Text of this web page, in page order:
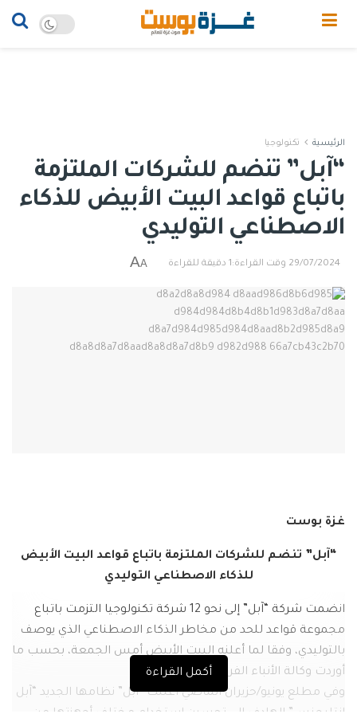
الرئيسية تكنولوجيا
“آبل” تنضم للشركات الملتزمة
باتباع قواعد البيت الأبيض للذكاء
الاصطناعي التوليدي
29/07/2024 وقت القراءة:1 دقيقة للقراءة A
A
غزة بوست
“آبل” تنضم للشركات الملتزمة باتباع قواعد البيت الأبيض
للذكاء الاصطناعي التوليدي
انضمت شركة “آبل” إلى نحو 12 شركة تكنولوجيا التزمت باتباع
مجموعة قواعد للحد من مخاطر الذكاء الاصطناعي الذي يوصف
بالتوليدي، وفقا لما أعلنه البيت الأبيض أمس الجمعة، بحسب ما
أوردت وكالة الأنباء الفرنسية.
وفي مطلع يونيو/حزيران الماضي أعلنت “آبل” نظامها الجديد “آبل
أكمل القراءة